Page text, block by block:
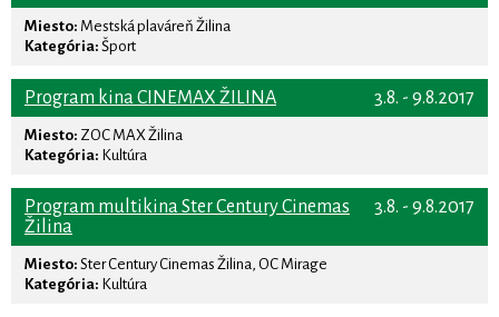
Miesto: Mestská plaváreň Žilina
Kategória: Šport
3.8. - 9.8.2017
Program kina CINEMAX ŽILINA
Miesto: ZOC MAX Žilina
Kategória: Kultúra
3.8. - 9.8.2017
Program multikina Ster Century Cinemas
Žilina
Miesto: Ster Century Cinemas Žilina, OC Mirage
Kategória: Kultúra